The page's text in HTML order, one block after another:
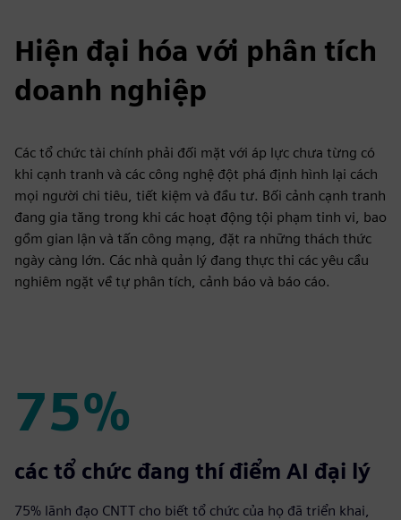
Hiện đại hóa với phân tích
doanh nghiệp
Các tổ chức tài chính phải đối mặt với áp lực chưa từng có
khi cạnh tranh và các công nghệ đột phá định hình lại cách
mọi người chi tiêu, tiết kiệm và đầu tư. Bối cảnh cạnh tranh
đang gia tăng trong khi các hoạt động tội phạm tinh vi, bao
gồm gian lận và tấn công mạng, đặt ra những thách thức
ngày càng lớn. Các nhà quản lý đang thực thi các yêu cầu
nghiêm ngặt về tự phân tích, cảnh báo và báo cáo.
75%
75%
các tổ chức đang thí điểm AI đại lý
75% lãnh đạo CNTT cho biết tổ chức của họ đã triển khai,